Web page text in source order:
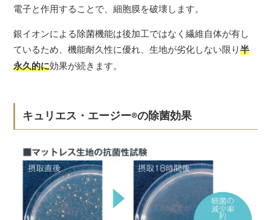
電子と作用することで、細胞膜を破壊します。
銀イオンによる除菌機能は後加工ではなく繊維自体が有し
ているため、機能耐久性に優れ、生地が劣化しない限り半
永久的に効果が続きます。
キュリエス・エージー®の除菌効果